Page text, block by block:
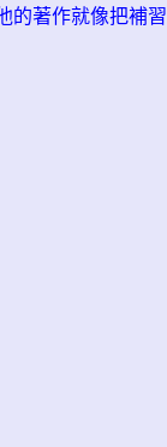
的著作就像把補習